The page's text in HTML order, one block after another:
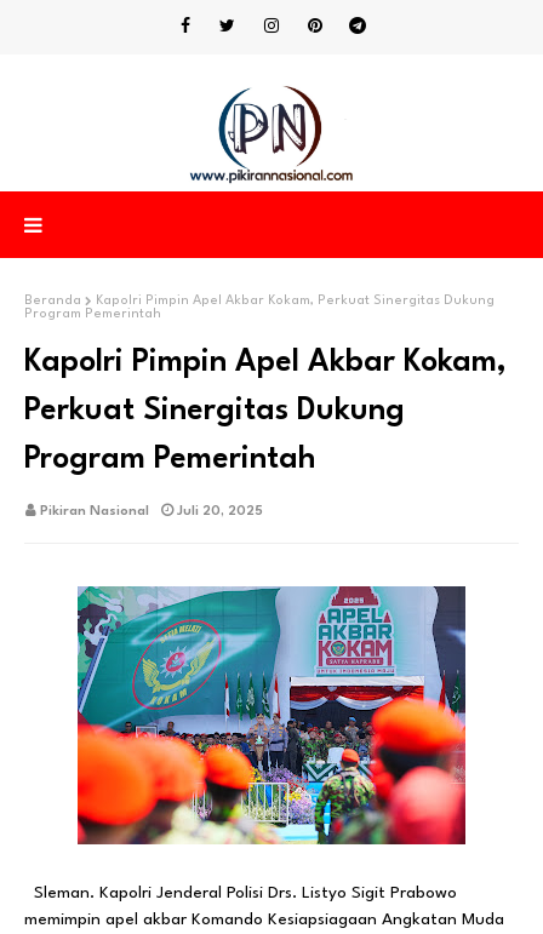
Beranda
Kapolri Pimpin Apel Akbar Kokam, Perkuat Sinergitas Dukung
Program Pemerintah
Kapolri Pimpin Apel Akbar Kokam,
Perkuat Sinergitas Dukung
Program Pemerintah
Pikiran Nasional Juli 20, 2025
Sleman. Kapolri Jenderal Polisi Drs. Listyo Sigit Prabowo
memimpin apel akbar Komando Kesiapsiagaan Angkatan Muda